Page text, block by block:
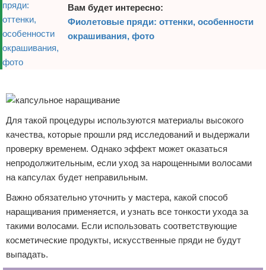
Вам будет интересно:
Фиолетовые пряди: оттенки, особенности
окрашивания, фото
Для такой процедуры используются материалы высокого
качества, которые прошли ряд исследований и выдержали
проверку временем. Однако эффект может оказаться
непродолжительным, если уход за нарощенными волосами
на капсулах будет неправильным.
Важно обязательно уточнить у мастера, какой способ
наращивания применяется, и узнать все тонкости ухода за
такими волосами. Если использовать соответствующие
косметические продукты, искусственные пряди не будут
выпадать.